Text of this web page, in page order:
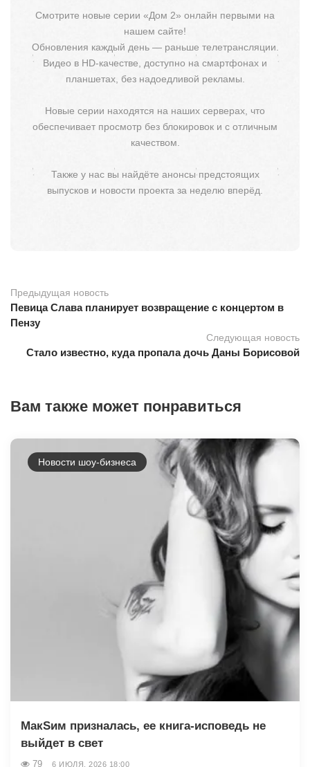
Смотрите новые серии «Дом 2» онлайн первыми на
нашем сайте!
Обновления каждый день — раньше телетрансляции.
Видео в HD-качестве, доступно на смартфонах и
планшетах, без надоедливой рекламы.
Новые серии находятся на наших серверах, что
обеспечивает просмотр без блокировок и с отличным
качеством.
Также у нас вы найдёте анонсы предстоящих
выпусков и новости проекта за неделю вперёд.
Предыдущая новость
Певица Слава планирует возвращение с концертом в
Пензу
Следующая новость
Стало известно, куда пропала дочь Даны Борисовой
Вам также может понравиться
Новости шоу-бизнеса
МакSим призналась, ее книга-исповедь не
выйдет в свет
79 6 ИЮЛЯ, 2026 18:00